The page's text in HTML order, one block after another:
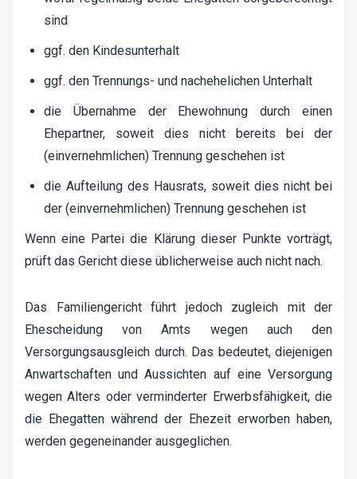
sind
ggf. den Kindesunterhalt
ggf. den Trennungs- und nachehelichen Unterhalt
die Übernahme der Ehewohnung durch einen
Ehepartner, soweit dies nicht bereits bei der
(einvernehmlichen) Trennung geschehen ist
die Aufteilung des Hausrats, soweit dies nicht bei
der (einvernehmlichen) Trennung geschehen ist
Wenn eine Partei die Klärung dieser Punkte vorträgt,
prüft das Gericht diese üblicherweise auch nicht nach.
Das Familiengericht führt jedoch zugleich mit der
Ehescheidung von Amts wegen auch den
Versorgungsausgleich durch. Das bedeutet, diejenigen
Anwartschaften und Aussichten auf eine Versorgung
wegen Alters oder verminderter Erwerbsfähigkeit, die
die Ehegatten während der Ehezeit erworben haben,
werden gegeneinander ausgeglichen.